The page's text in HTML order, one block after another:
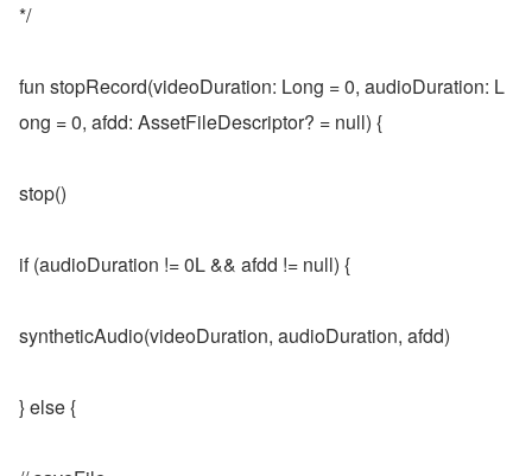
*/
fun stopRecord(videoDuration: Long = 0, audioDuration: L
ong = 0, afdd: AssetFileDescriptor? = null) {
stop()
if (audioDuration != 0L && afdd != null) {
syntheticAudio(videoDuration, audioDuration, afdd)
} else {